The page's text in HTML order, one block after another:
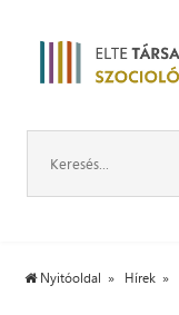
Nyitóoldal Hírek